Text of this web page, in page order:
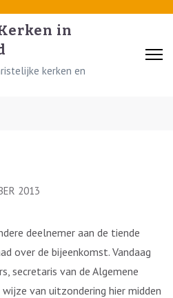
in
kerken en
2013
deelnemer aan de tiende
over de bijeenkomst. Vandaag
secretaris van de Algemene
van uitzondering hier midden